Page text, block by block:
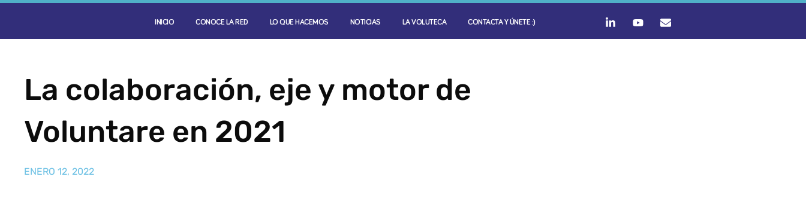
INICIO CONOCE LA RED LO QUE HACEMOS NOTICIAS LA VOLUTECA CONTACTA Y ÚNETE :)
La colaboración, eje y motor de
Voluntare en 2021
ENERO 12, 2022